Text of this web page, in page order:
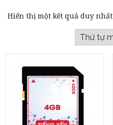
Hiển thị một kết quả duy nhất